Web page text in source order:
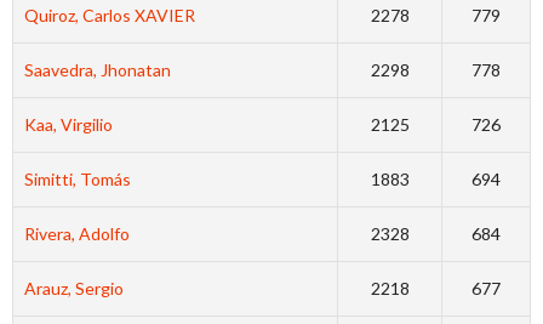
Quiroz, Carlos XAVIER 2278 779
Saavedra, Jhonatan 2298 778
Kaa, Virgilio 2125 726
Simitti, Tomás 1883 694
Rivera, Adolfo 2328 684
Arauz, Sergio 2218 677